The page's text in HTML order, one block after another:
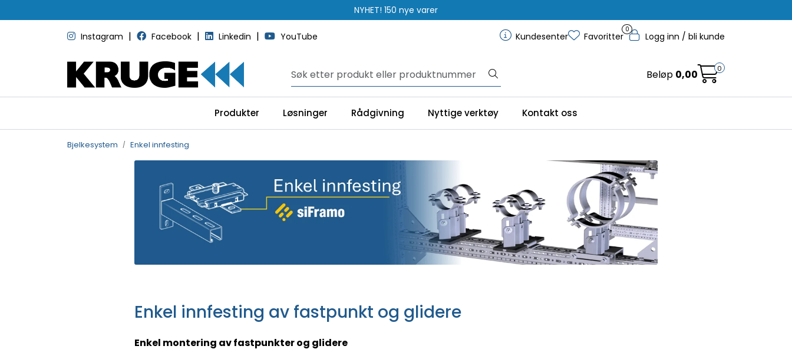
NYHET! Festemidler
Instagram | Facebook | Linkedin | YouTube Kundesenter
0
Favoritter Logg inn / bli kunde
Beløp 0,00 0
Produkter Løsninger Rådgivning Nyttige verktøy Kontakt oss
Bjelkesystem Enkel innfesting
Enkel innfesting av fastpunkt og glidere
Enkel montering av fastpunkter og glidere